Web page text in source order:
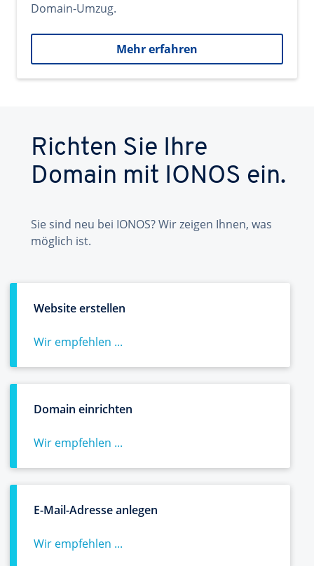
Domain-Umzug.
Mehr erfahren
Richten Sie Ihre
Domain mit IONOS ein.
Sie sind neu bei IONOS? Wir zeigen Ihnen, was
möglich ist.
Website erstellen
Wir empfehlen ...
Domain einrichten
Wir empfehlen ...
E-Mail-Adresse anlegen
Wir empfehlen ...